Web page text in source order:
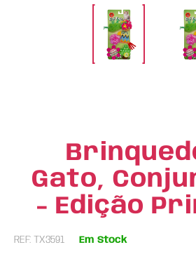
Gato,
- Edição
REF: TX3591 Em Stock